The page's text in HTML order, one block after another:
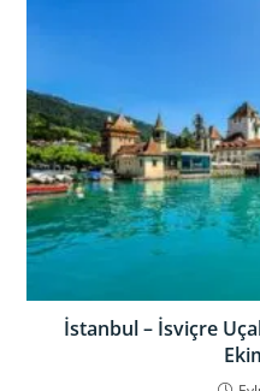
İstanbul – İsviçre